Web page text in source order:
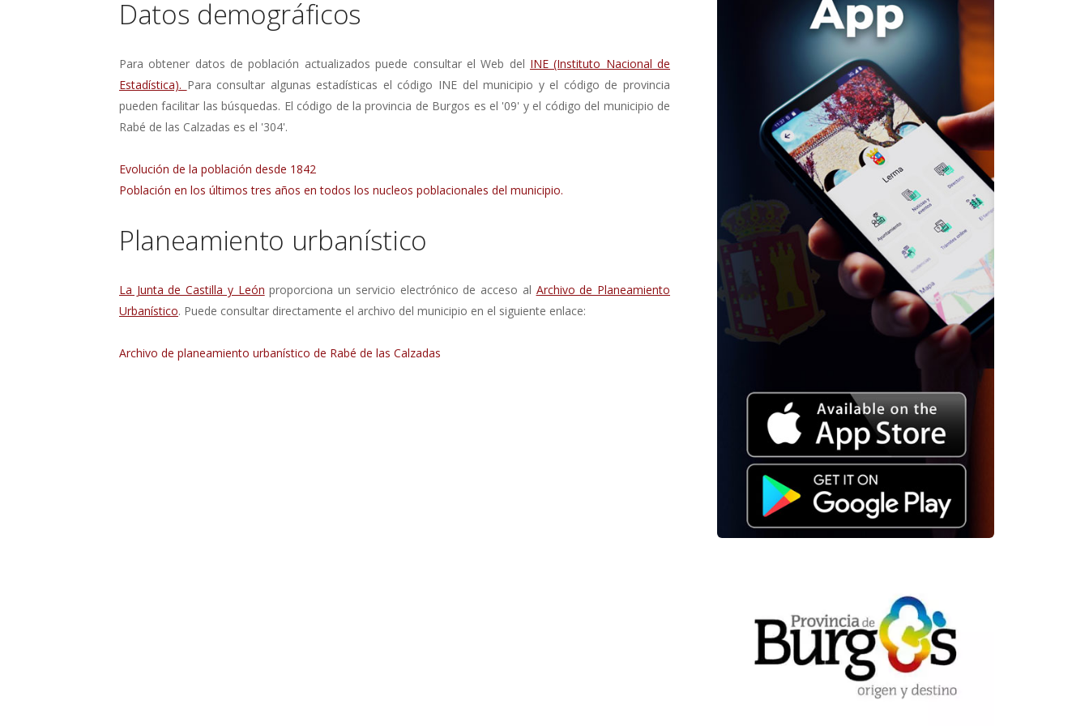
Datos demográficos
Para obtener datos de población actualizados puede consultar el Web del INE (Instituto Nacional de
Estadística). Para consultar algunas estadísticas el código INE del municipio y el código de provincia
pueden facilitar las búsquedas. El código de la provincia de Burgos es el '09' y el código del municipio de
Rabé de las Calzadas es el '304'.
Evolución de la población desde 1842
Población en los últimos tres años en todos los nucleos poblacionales del municipio.
Planeamiento urbanístico
La Junta de Castilla y León proporciona un servicio electrónico de acceso al Archivo de Planeamiento
Urbanístico. Puede consultar directamente el archivo del municipio en el siguiente enlace:
Archivo de planeamiento urbanístico de Rabé de las Calzadas